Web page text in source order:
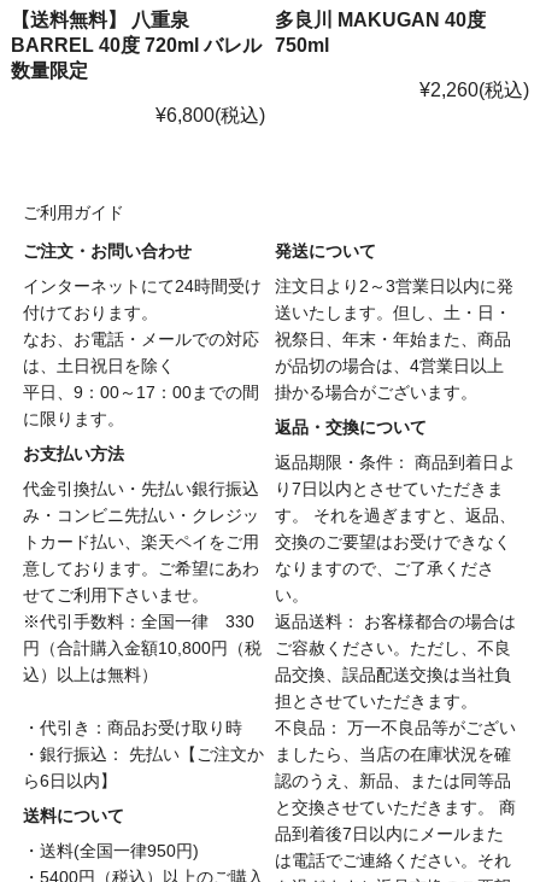
【送料無料】 八重泉
BARREL 40度 720ml バレル
数量限定
¥6,800(税込)
多良川 MAKUGAN 40度
750ml
¥2,260(税込)
ご利用ガイド
ご注文・お問い合わせ
インターネットにて24時間受け
付けております。
なお、お電話・メールでの対応
は、土日祝日を除く
平日、9：00～17：00までの間
に限ります。
お支払い方法
代金引換払い・先払い銀行振込
み・コンビニ先払い・クレジッ
トカード払い、楽天ペイをご用
意しております。ご希望にあわ
せてご利用下さいませ。
※代引手数料：全国一律 330
円（合計購入金額10,800円（税
込）以上は無料）
・代引き：商品お受け取り時
・銀行振込： 先払い【ご注文か
ら6日以内】
送料について
・送料(全国一律950円)
・5400円（税込）以上のご購入
発送について
注文日より2～3営業日以内に発
送いたします。但し、土・日・
祝祭日、年末・年始また、商品
が品切の場合は、4営業日以上
掛かる場合がございます。
返品・交換について
返品期限・条件： 商品到着日よ
り7日以内とさせていただきま
す。 それを過ぎますと、返品、
交換のご要望はお受けできなく
なりますので、ご了承くださ
い。
返品送料： お客様都合の場合は
ご容赦ください。ただし、不良
品交換、誤品配送交換は当社負
担とさせていただきます。
不良品： 万一不良品等がござい
ましたら、当店の在庫状況を確
認のうえ、新品、または同等品
と交換させていただきます。 商
品到着後7日以内にメールまた
は電話でご連絡ください。それ